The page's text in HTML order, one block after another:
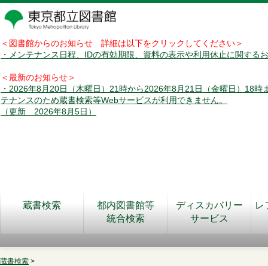
＜図書館からのお知らせ 詳細は以下をクリックしてください＞
・メンテナンス日程、IDの有効期限、資料の表示や利用休止に関する
＜最新のお知らせ＞
・2026年8月20日（木曜日）21時から2026年8月21日（金曜日）18時
テナンスのため蔵書検索等Webサービスが利用できません。
（更新 2026年8月5日）
蔵書検索
都内図書館等
統合検索
ディスカバリー
サービス
レ
蔵書検索 >